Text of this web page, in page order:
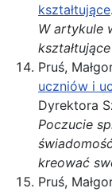
kształtujące
W artykule
Pruś,
uczniów i
Dyrektora
Poczucie
kreować
Pruś,